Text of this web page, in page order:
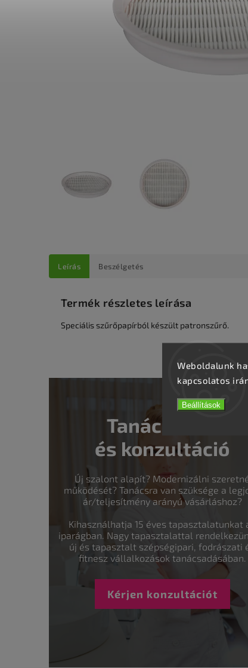
Weboldalunk
kapcsolatos
Beállítások
Leírás Beszélgetés
Termék részletes leírása
Speciális szűrőpapírból készült patronszűrő.
Tanácsadás
és konzultáció
Új szalont alapít? Modernizálni
működését? Tanácsra van szüksége a
ár/teljesítmény arányú vásárláshoz?
Kihasználhatja 15 éves tapasztalatunkat
iparágban. Nagy tapasztalattal
új és tapasztalt szépségipari, fodrászati
fitnesz vállalkozások tanácsadásában.
Kérjen konzultációt